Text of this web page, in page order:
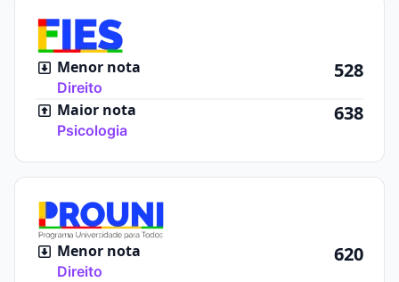
Menor nota
Direito
528
Maior nota
Psicologia
638
Menor nota
Direito
620